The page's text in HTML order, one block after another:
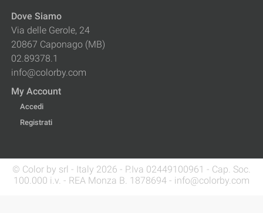
Dove Siamo
Via delle Gerole, 24
20867 Caponago (MB)
02.89378.1
info@colorby.com
My Account
Accedi
Registrati
© Color by srl - Italy 2026 - P.Iva 02449100961 - Cap. Soc.
100.000 i.v. - REA Monza B. 1878694 - info@colorby.com